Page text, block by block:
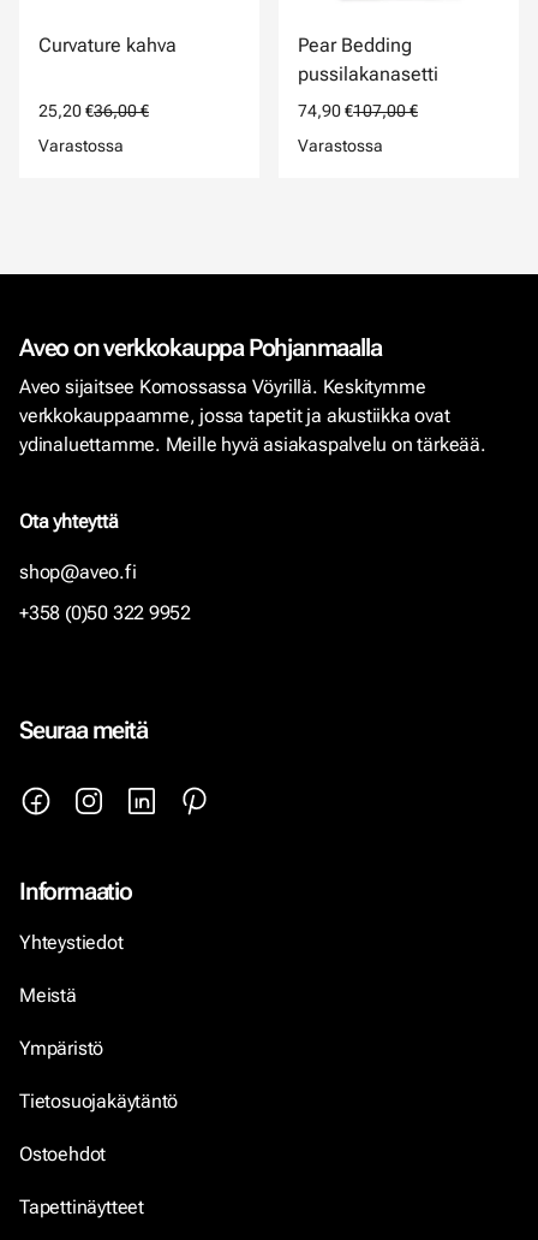
Curvature kahva
25,20 €36,00 €
Varastossa
Pear Bedding
pussilakanasetti
74,90 €107,00 €
Varastossa
Aveo on verkkokauppa Pohjanmaalla
Aveo sijaitsee Komossassa Vöyrillä. Keskitymme
verkkokauppaamme, jossa tapetit ja akustiikka ovat
ydinaluettamme. Meille hyvä asiakaspalvelu on tärkeää.
Ota yhteyttä
shop@aveo.fi
+358 (0)50 322 9952
Seuraa meitä
Informaatio
Yhteystiedot
Meistä
Ympäristö
Tietosuojakäytäntö
Ostoehdot
Tapettinäytteet